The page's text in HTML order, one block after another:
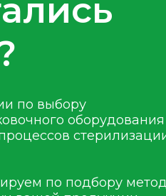
по выбору
оборудования
по подбору